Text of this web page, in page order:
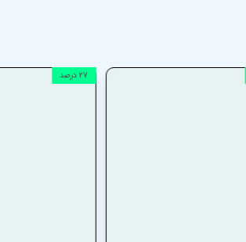
۲۷ درصد